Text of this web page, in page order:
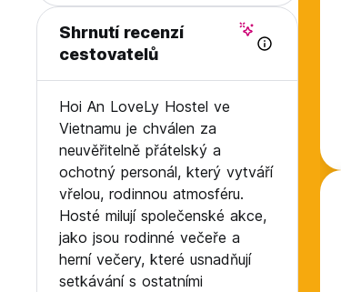
Shrnutí recenzí
cestovatelů
Hoi An LoveLy Hostel ve
Vietnamu je chválen za
neuvěřitelně přátelský a
ochotný personál, který vytváří
vřelou, rodinnou atmosféru.
Hosté milují společenské akce,
jako jsou rodinné večeře a
herní večery, které usnadňují
setkávání s ostatními